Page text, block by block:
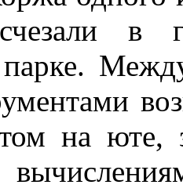
в
парке.
на юте,